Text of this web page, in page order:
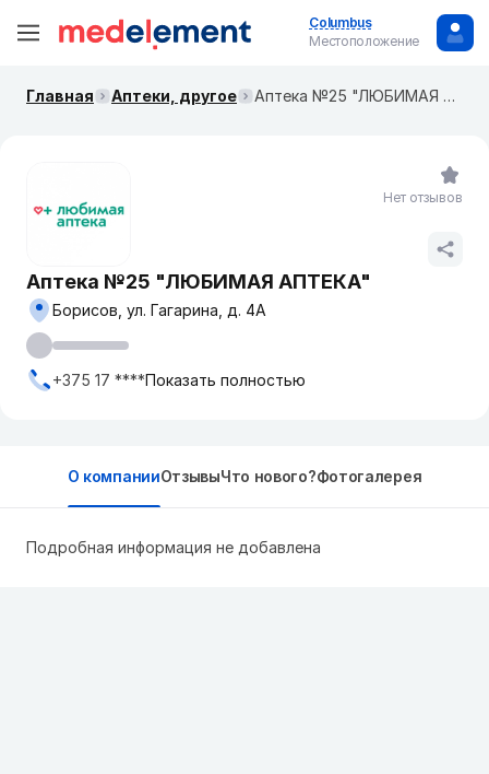
Columbus
Местоположение
Главная Аптеки, другое Аптека №25 "ЛЮБИМАЯ АПТЕКА"
Аптека №25 "ЛЮБИМАЯ АПТЕКА"
Борисов, ул. Гагарина, д. 4А
+375 17 ****Показать полностью
Нет отзывов
О компанииОтзывыЧто нового?Фотогалерея
Подробная информация не добавлена